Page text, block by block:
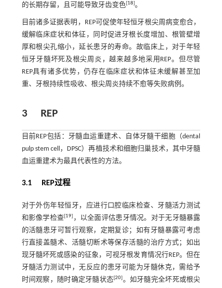
的长期存留，且可能导致牙齿变色[18]。
目前诸多证据表明，REP可促使年轻恒牙根尖周病变愈合，
缓解临床症状和体征，同时促进牙根长度增加、根管壁增
厚和根尖孔缩小，延长患牙的寿命。故临床上，对于年轻
恒牙牙髓坏死及根尖周炎，越来越多地采用REP。但尽管
REP具有诸多优势，仍存在临床症状和体征未缓解甚至加
重、牙根持续性吸收、根尖周炎持续不愈等失败病例。
3REP
目前REP包括：牙髓血运重建术、自体牙髓干细胞（dental
pulp stem cell，DPSC）再植技术和细胞归巢技术，其中牙髓
血运重建术为最具代表性的方法。
3.1 REP过程
对于外伤年轻恒牙，应进行口腔临床检查、牙髓活力测试
和影像学检查[19] ，以全面评估患牙情况。对于无牙髓暴露
的活髓患牙可暂行观察，定期复诊；如有牙髓暴露可考虑
行直接盖髓术、活髓切断术等保存活髓的治疗方式；如出
现牙髓坏死或感染的征象，可视牙根发育情况行REP。但在
牙髓活力测试中，无反应的患牙可能为牙髓休克，需给予
时间观察，随时确定牙髓状态[20]。如牙髓完全坏死或根尖